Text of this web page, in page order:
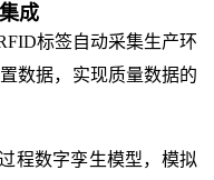
成
标签自动采集生产环
数据，实现质量数据的
程数字孪生模型，模拟